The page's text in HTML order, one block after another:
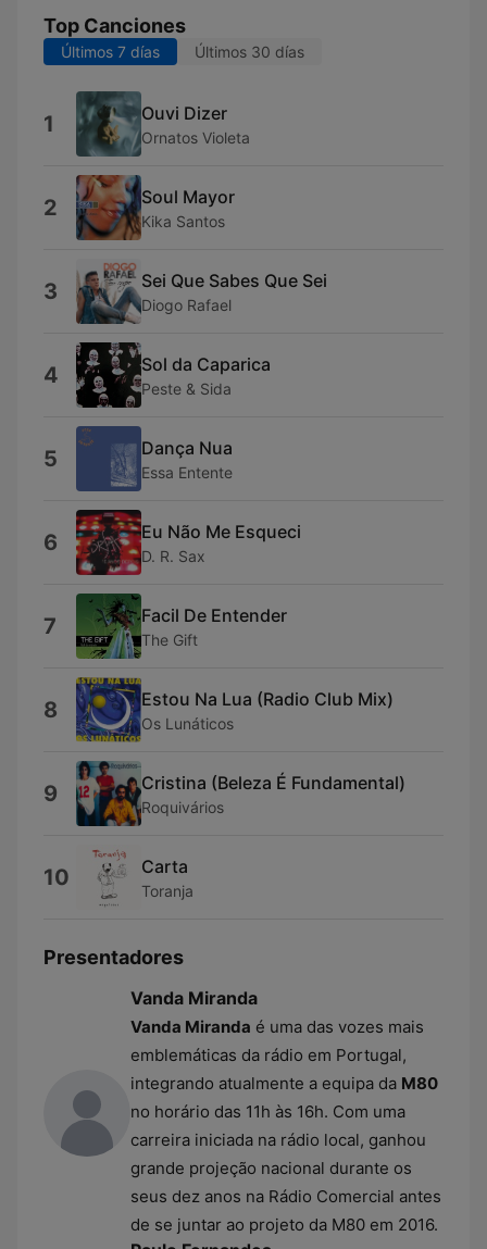
Top Canciones
Últimos 7 días Últimos 30 días
1 Ouvi Dizer
Ornatos Violeta
2 Soul Mayor
Kika Santos
3 Sei Que Sabes Que Sei
Diogo Rafael
4 Sol da Caparica
Peste & Sida
5 Dança Nua
Essa Entente
6 Eu Não Me Esqueci
D. R. Sax
7 Facil De Entender
The Gift
8 Estou Na Lua (Radio Club Mix)
Os Lunáticos
9 Cristina (Beleza É Fundamental)
Roquivários
10 Carta
Toranja
Presentadores
Vanda Miranda
Vanda Miranda é uma das vozes mais
emblemáticas da rádio em Portugal,
integrando atualmente a equipa da M80
no horário das 11h às 16h. Com uma
carreira iniciada na rádio local, ganhou
grande projeção nacional durante os
seus dez anos na Rádio Comercial antes
de se juntar ao projeto da M80 em 2016.